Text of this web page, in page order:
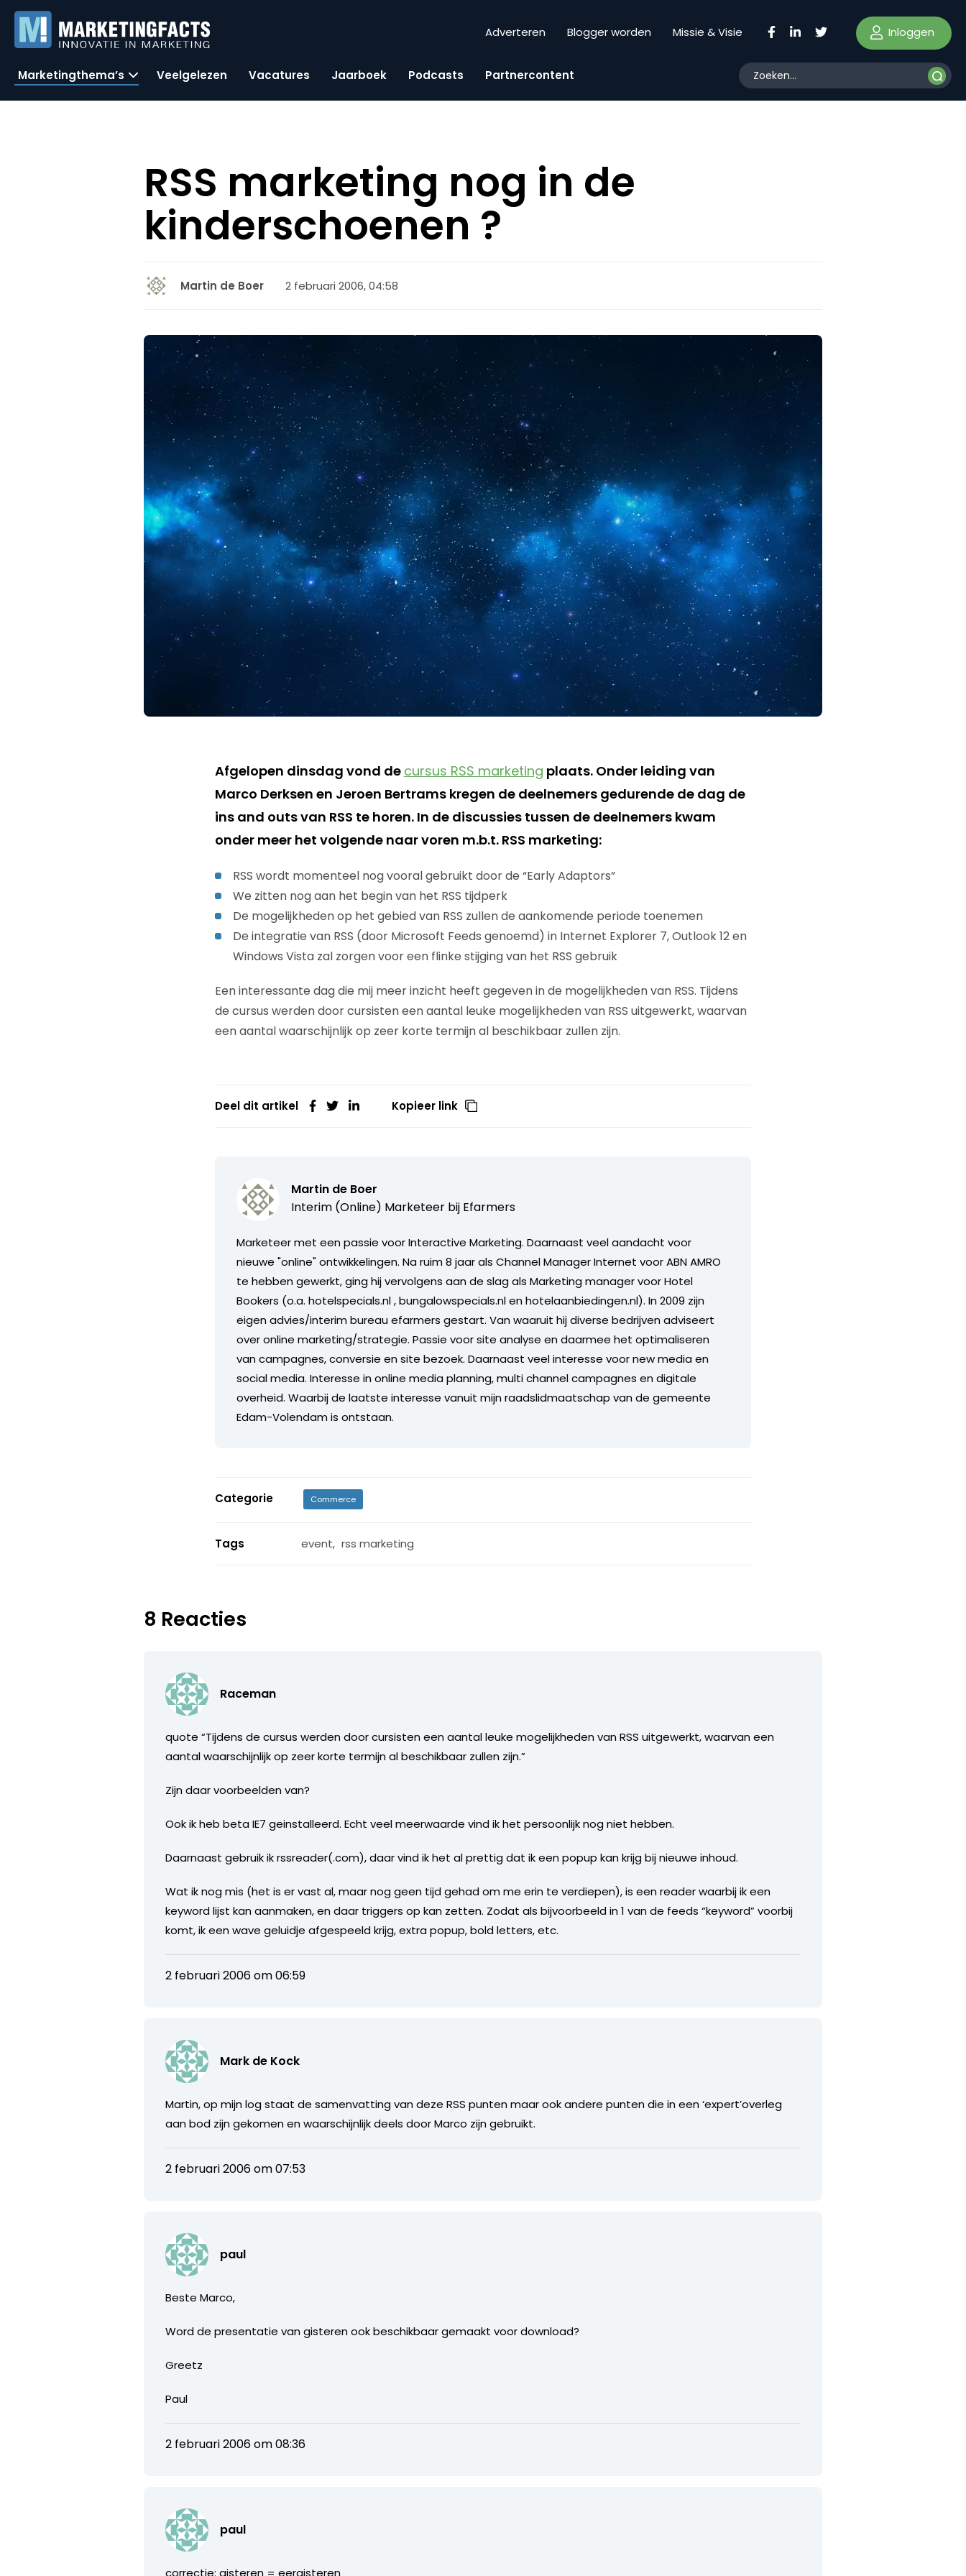
Adverteren Blogger worden Missie & Visie Inloggen
Marketingthema’s Veelgelezen Vacatures Jaarboek Podcasts Partnercontent
RSS marketing nog in de
kinderschoenen ?
Martin de Boer 2 februari 2006, 04:58
Afgelopen dinsdag vond de cursus RSS marketing plaats. Onder leiding van
Marco Derksen en Jeroen Bertrams kregen de deelnemers gedurende de dag de
ins and outs van RSS te horen. In de discussies tussen de deelnemers kwam
onder meer het volgende naar voren m.b.t. RSS marketing:
RSS wordt momenteel nog vooral gebruikt door de “Early Adaptors”
We zitten nog aan het begin van het RSS tijdperk
De mogelijkheden op het gebied van RSS zullen de aankomende periode toenemen
De integratie van RSS (door Microsoft Feeds genoemd) in Internet Explorer 7, Outlook 12 en
Windows Vista zal zorgen voor een flinke stijging van het RSS gebruik
Een interessante dag die mij meer inzicht heeft gegeven in de mogelijkheden van RSS. Tijdens
de cursus werden door cursisten een aantal leuke mogelijkheden van RSS uitgewerkt, waarvan
een aantal waarschijnlijk op zeer korte termijn al beschikbaar zullen zijn.
Deel dit artikel Kopieer link
Martin de Boer
Interim (Online) Marketeer bij Efarmers
Marketeer met een passie voor Interactive Marketing. Daarnaast veel aandacht voor
nieuwe "online" ontwikkelingen. Na ruim 8 jaar als Channel Manager Internet voor ABN AMRO
te hebben gewerkt, ging hij vervolgens aan de slag als Marketing manager voor Hotel
Bookers (o.a. hotelspecials.nl , bungalowspecials.nl en hotelaanbiedingen.nl). In 2009 zijn
eigen advies/interim bureau efarmers gestart. Van waaruit hij diverse bedrijven adviseert
over online marketing/strategie. Passie voor site analyse en daarmee het optimaliseren
van campagnes, conversie en site bezoek. Daarnaast veel interesse voor new media en
social media. Interesse in online media planning, multi channel campagnes en digitale
overheid. Waarbij de laatste interesse vanuit mijn raadslidmaatschap van de gemeente
Edam-Volendam is ontstaan.
Categorie Commerce
Tags event, rss marketing
8 Reacties
Raceman
quote “Tijdens de cursus werden door cursisten een aantal leuke mogelijkheden van RSS uitgewerkt, waarvan een
aantal waarschijnlijk op zeer korte termijn al beschikbaar zullen zijn.”
Zijn daar voorbeelden van?
Ook ik heb beta IE7 geinstalleerd. Echt veel meerwaarde vind ik het persoonlijk nog niet hebben.
Daarnaast gebruik ik rssreader(.com), daar vind ik het al prettig dat ik een popup kan krijg bij nieuwe inhoud.
Wat ik nog mis (het is er vast al, maar nog geen tijd gehad om me erin te verdiepen), is een reader waarbij ik een
keyword lijst kan aanmaken, en daar triggers op kan zetten. Zodat als bijvoorbeeld in 1 van de feeds “keyword” voorbij
komt, ik een wave geluidje afgespeeld krijg, extra popup, bold letters, etc.
2 februari 2006 om 06:59
Mark de Kock
Martin, op mijn log staat de samenvatting van deze RSS punten maar ook andere punten die in een ‘expert’overleg
aan bod zijn gekomen en waarschijnlijk deels door Marco zijn gebruikt.
2 februari 2006 om 07:53
paul
Beste Marco,
Word de presentatie van gisteren ook beschikbaar gemaakt voor download?
Greetz
Paul
2 februari 2006 om 08:36
paul
correctie: gisteren = eergisteren